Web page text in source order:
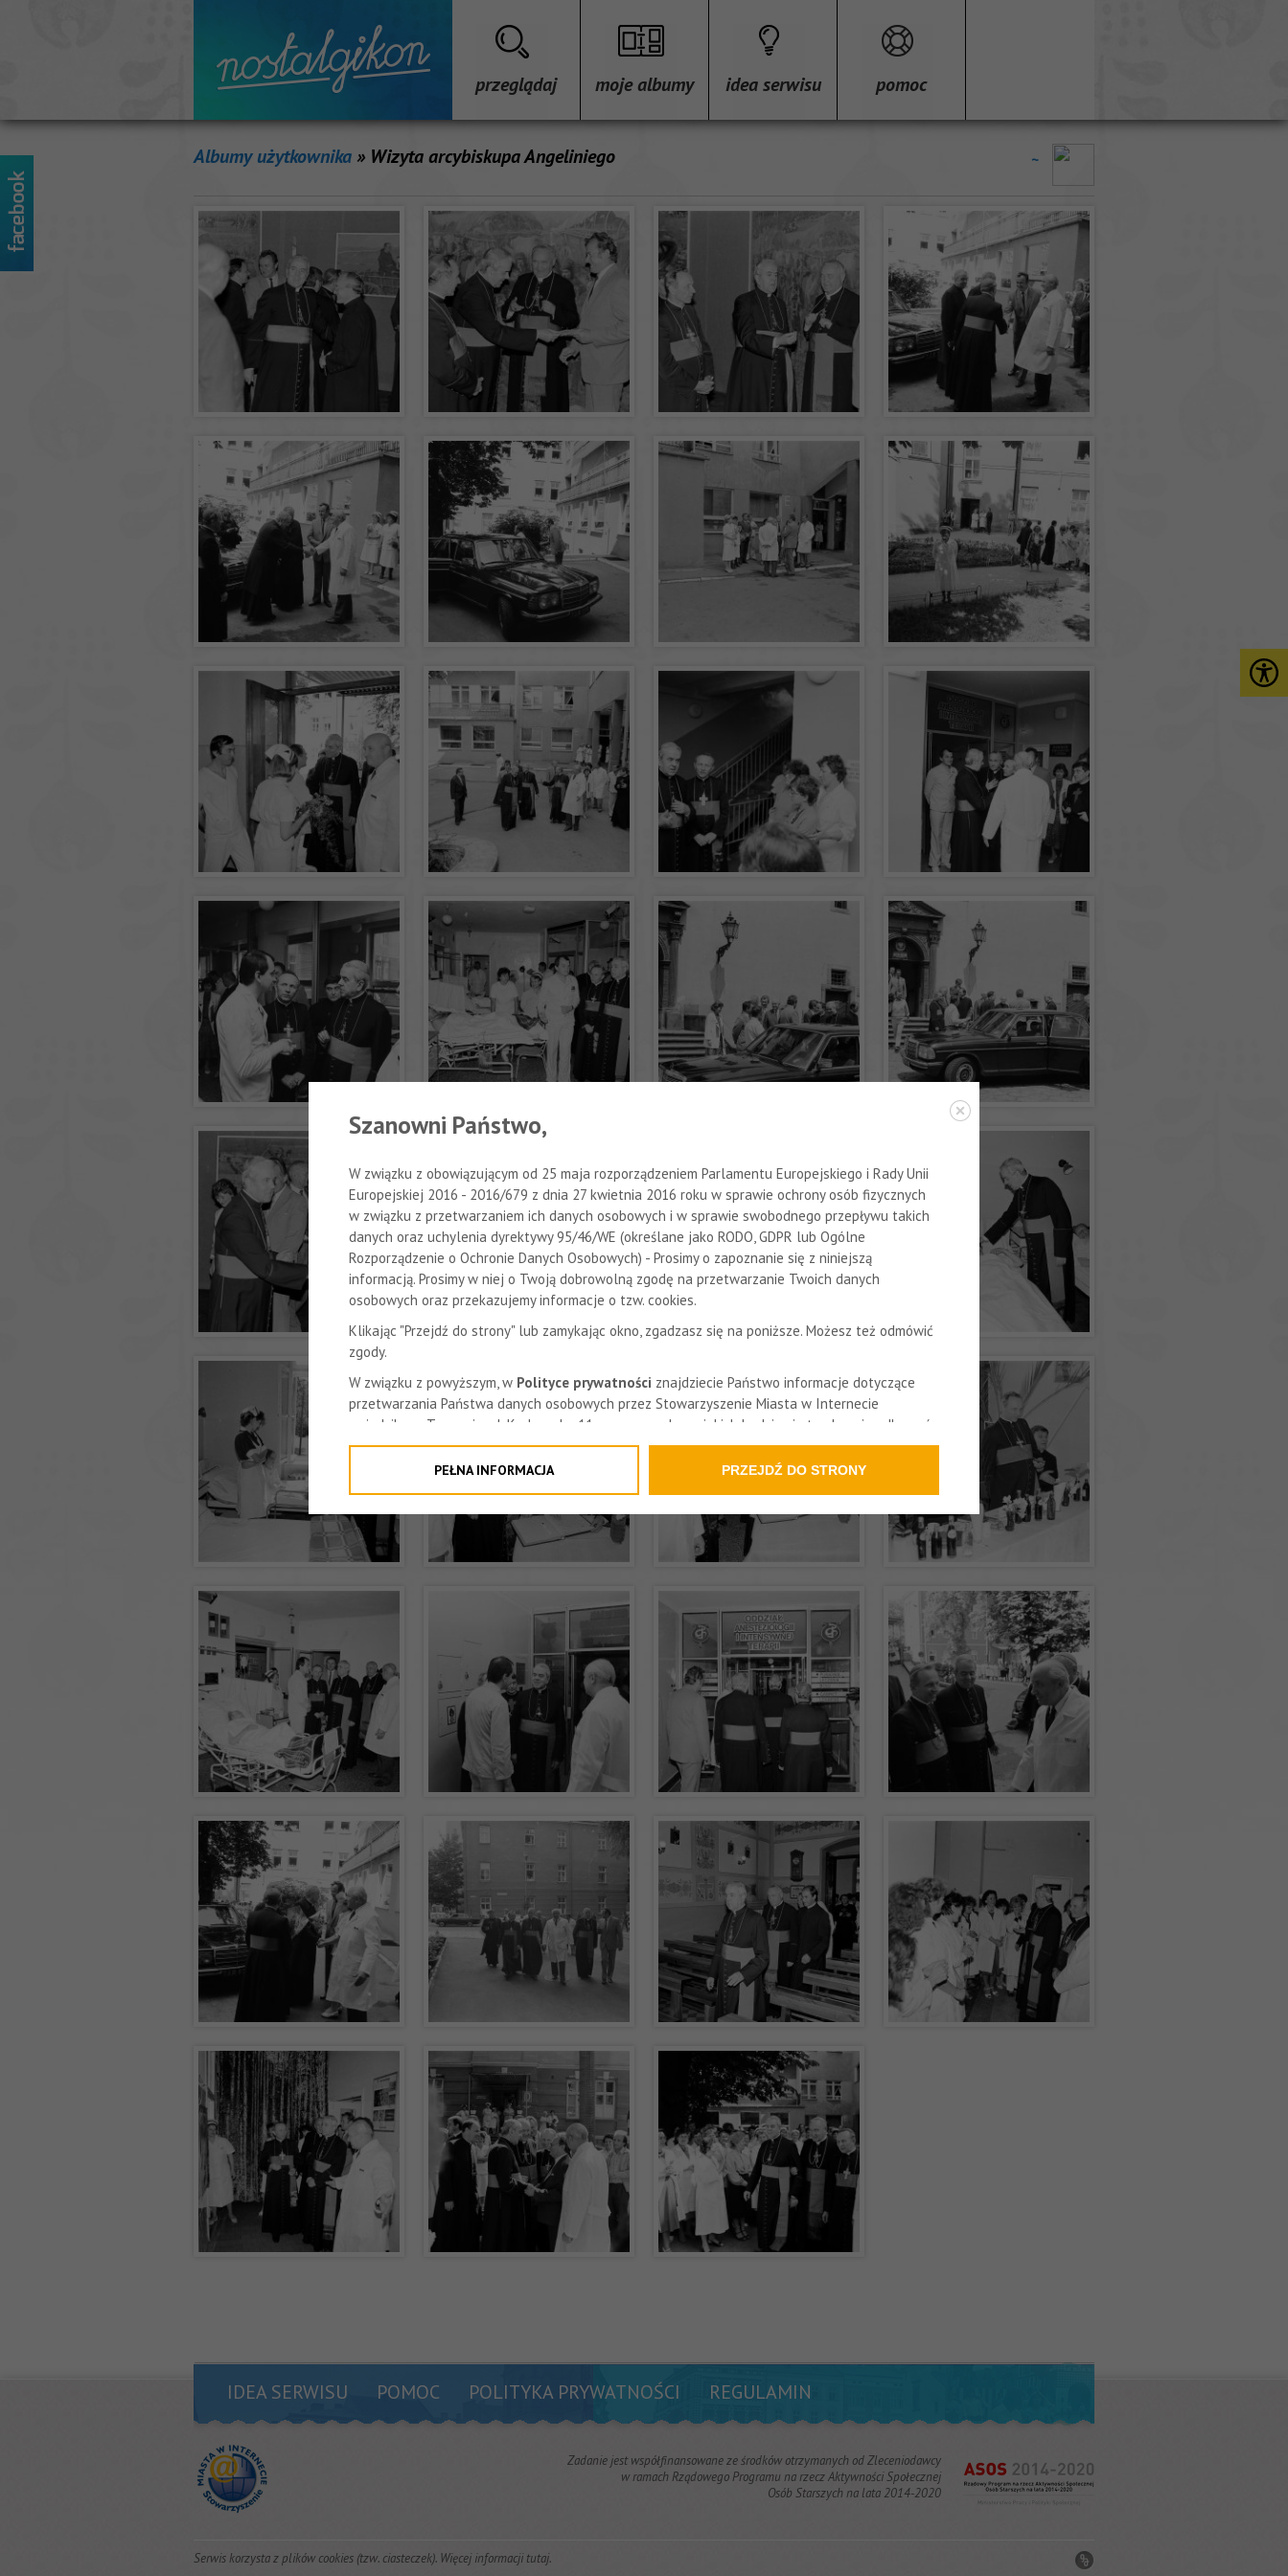
przeglądaj moje albumy idea serwisu pomoc
Albumy użytkownika » Wizyta arcybiskupa Angeliniego ~
IDEA SERWISU POMOC POLITYKA PRYWATNOŚCI REGULAMIN
Zadanie jest współfinansowane ze środków otrzymanych od Zleceniodawcy
w ramach Rządowego Programu na rzecz Aktywności Społecznej
Osób Starszych na lata 2014-2020
Serwis korzysta z plików cookies (tzw. ciasteczek). Więcej informacjitutaj.
Szanowni Państwo,
W związku z obowiązującym od 25 maja rozporządzeniem Parlamentu Europejskiego i Rady Unii
Europejskiej 2016 - 2016/679 z dnia 27 kwietnia 2016 roku w sprawie ochrony osób fizycznych
w związku z przetwarzaniem ich danych osobowych i w sprawie swobodnego przepływu takich
danych oraz uchylenia dyrektywy 95/46/WE (określane jako RODO, GDPR lub Ogólne
Rozporządzenie o Ochronie Danych Osobowych) - Prosimy o zapoznanie się z niniejszą
informacją. Prosimy w niej o Twoją dobrowolną zgodę na przetwarzanie Twoich danych
osobowych oraz przekazujemy informacje o tzw. cookies.
Klikając "Przejdź do strony" lub zamykając okno, zgadzasz się na poniższe. Możesz też odmówić
zgody.
W związku z powyższym, w Polityce prywatności znajdziecie Państwo informacje dotyczące
przetwarzania Państwa danych osobowych przez Stowarzyszenie Miasta w Internecie
z siedzibą w Tarnowie, ul. Krakowska 11a oraz zasady, na jakich będzie się to obecnie odbywać.
Niniejsza informacja nie wymaga od Państwa żadnych dodatkowych działań.
PEŁNA INFORMACJA PRZEJDŹ DO STRONY